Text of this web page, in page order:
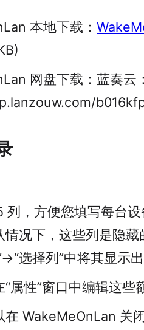
本地下载：
网盘下载：蓝奏云
列，方便您填写每台
情况下，这些列是隐藏
>“选择列”中将其显示
“属性”窗口中编辑这些
在 WakeMeOnLan 关